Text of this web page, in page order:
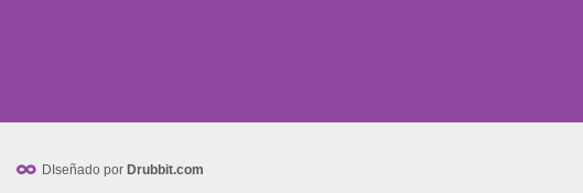
DIseñado por Drubbit.com